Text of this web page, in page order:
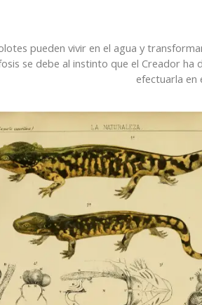
pueden vivir en el agua y
se debe al instinto que el Creador ha
efectuarla en